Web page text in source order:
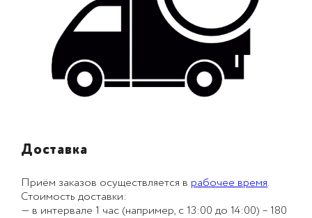
Доставка
Приём заказов осуществляется в рабочее время.
Стоимость доставки:
— в интервале 1 час (например, с 13:00 до 14:00) – 180